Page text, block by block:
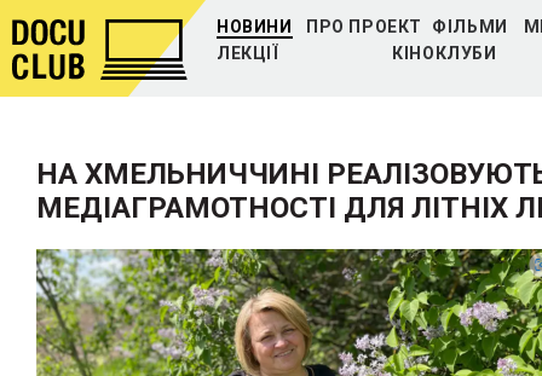
НОВИНИ ПРО ПРОЕКТ ФІЛЬМИ
ЛЕКЦІЇ
КІНОКЛУБИ
НА ХМЕЛЬНИЧЧИНІ
МЕДІАГРАМОТНОСТІ ДЛЯ ЛІТНІХ